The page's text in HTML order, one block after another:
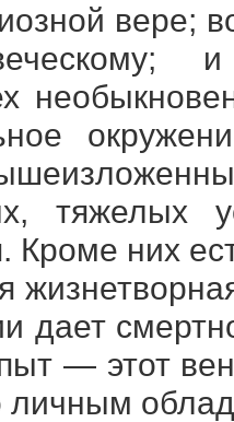
вере;
тяжелых
Кроме них
дает
— этот
личным